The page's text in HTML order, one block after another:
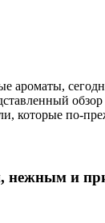
ароматы,
которые по-
нежным и